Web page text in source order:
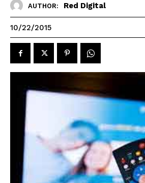
AUTHOR: Red Digital
10/22/2015